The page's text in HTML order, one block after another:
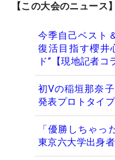
【この大会のニュース】
今季自己ベスト
復活目指す櫻井
ド”【現地記者コ
初Vの稲垣那奈
発表プロトタイ
「優勝しちゃ
東京六大学出身